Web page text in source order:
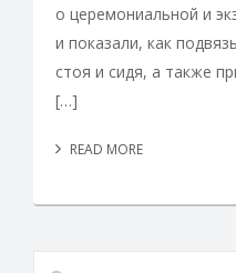
о церемониальной и
и показали, как
стоя и сидя, а также
[…]
READ MORE